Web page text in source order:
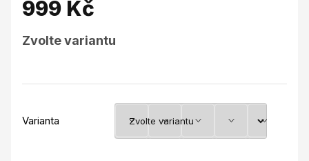
999 Kč
cena:
Zvolte variantu
Varianta